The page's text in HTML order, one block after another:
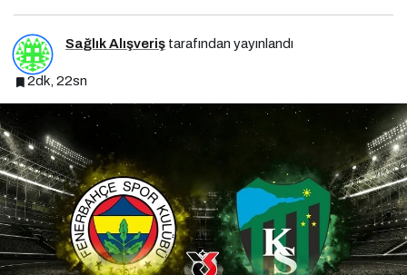
Sağlık Alışveriş tarafından yayınlandı
2dk, 22sn